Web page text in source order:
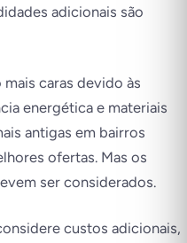
adicionais são
caras devido às
energética e materiais
antigas em bairros
ofertas. Mas os
ser considerados.
custos adicionais,